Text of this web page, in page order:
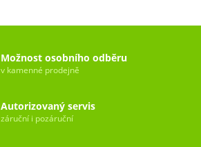
Možnost osobního odběru
v kamenné prodejně
Autorizovaný servis
záruční i pozáruční